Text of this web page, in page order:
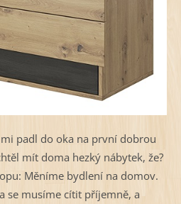
padl do oka na první dobrou
mít doma hezký nábytek, že?
Měníme bydlení na domov.
se musíme cítit příjemně, a